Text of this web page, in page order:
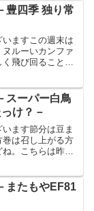
注意ですよ！う
いて...
四季 独り常
ますこの週末は
ルーいカンファ
飛び回ることは
あろう催事なので
ーパー白鳥
け？－
ます節分は豆ま
巻は召し上がる方
。こちらは昨
著名人(関取や歌
るじ...
たもやEF81